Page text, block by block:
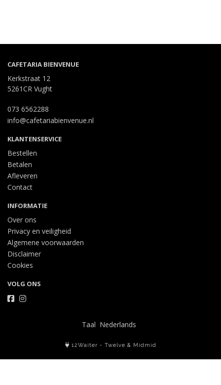
CAFETARIA BIENVENUE
Kerkstraat 12
5261CR Vught
073 6562288
info@cafetariabienvenue.nl
KLANTENSERVICE
Bestellen
Betalen
Afleveren
Contact
INFORMATIE
Over ons
Privacy en veiligheid
Algemene voorwaarden
Disclaimer
Cookies
VOLG ONS
Taal
12Waiter - Twelve & Midmid